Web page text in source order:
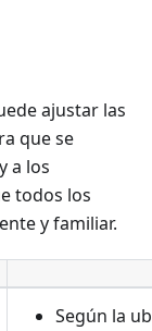
ajustar las
que se
a los
todos los
y familiar.
Según la